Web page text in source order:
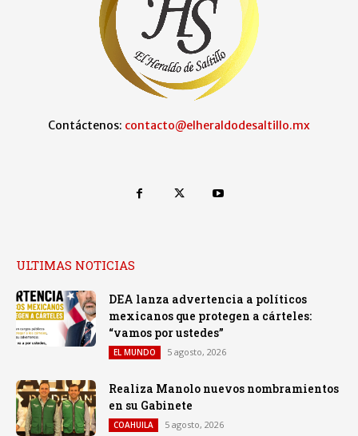
Contáctenos: contacto@elheraldodesaltillo.mx
ULTIMAS NOTICIAS
DEA lanza advertencia a políticos
mexicanos que protegen a cárteles:
“vamos por ustedes”
EL MUNDO 5 agosto, 2026
Realiza Manolo nuevos nombramientos
en su Gabinete
COAHUILA 5 agosto, 2026